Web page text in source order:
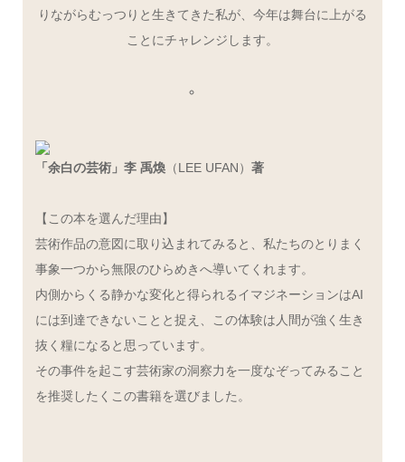
りながらむっつりと生きてきた私が、今年は舞台に上がる
ことにチャレンジします。
「余白の芸術」李 禹煥（LEE UFAN） 著
【この本を選んだ理由】
芸術作品の意図に取り込まれてみると、私たちのとりまく
事象一つから無限のひらめきへ導いてくれます。
内側からくる静かな変化と得られるイマジネーションはAI
には到達できないことと捉え、この体験は人間が強く生き
抜く糧になると思っています。
その事件を起こす芸術家の洞察力を一度なぞってみること
を推奨したくこの書籍を選びました。